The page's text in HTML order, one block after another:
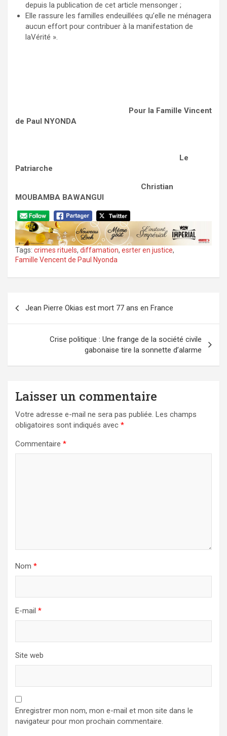
depuis la publication de cet article mensonger ;
Elle rassure les familles endeuillées qu’elle ne ménagera
aucun effort pour contribuer à la manifestation de
laVérité ».
Pour la Famille Vincent
de Paul NYONDA
Le
Patriarche
Christian
MOUBAMBA BAWANGUI
Tags: crimes rituels, diffamation, esrter en justice,
Famille Vencent de Paul Nyonda
de
l’article
Jean Pierre Okias est mort 77 ans en France
Crise politique : Une frange de la société civile
gabonaise tire la sonnette d’alarme
Laisser un commentaire
Votre adresse e-mail ne sera pas publiée. Les champs
obligatoires sont indiqués avec *
Commentaire *
Nom *
E-mail *
Site web
Enregistrer mon nom, mon e-mail et mon site dans le
navigateur pour mon prochain commentaire.